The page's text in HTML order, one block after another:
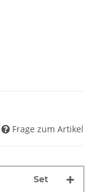
Frage zum Artikel
Set